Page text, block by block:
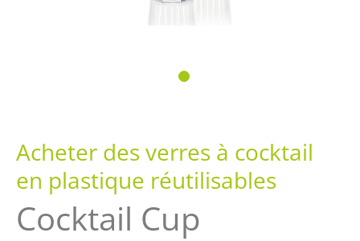
au
début
la
d’images
Acheter des verres à cocktail
en plastique réutilisables
Cocktail Cup